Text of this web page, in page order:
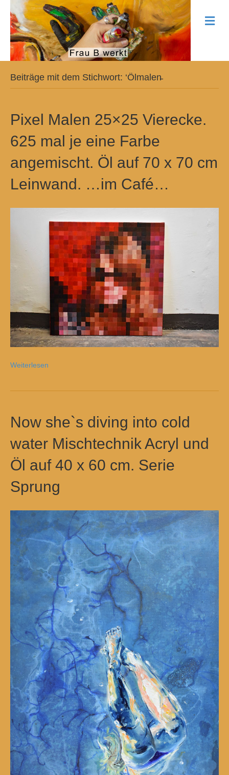
N
a
g
i
Beiträge mit dem Stichwort: ‘Ölmalen̵
Pixel Malen 25×25 Vierecke.
625 mal je eine Farbe
angemischt. Öl auf 70 x 70 cm
Leinwand. …im Café…
Weiterlesen
Now she`s diving into cold
water Mischtechnik Acryl und
Öl auf 40 x 60 cm. Serie
Sprung